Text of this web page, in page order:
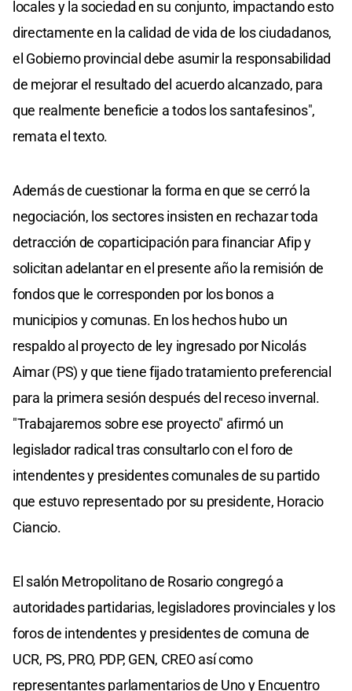
locales y la sociedad en su conjunto, impactando esto
directamente en la calidad de vida de los ciudadanos,
el Gobierno provincial debe asumir la responsabilidad
de mejorar el resultado del acuerdo alcanzado, para
que realmente beneficie a todos los santafesinos",
remata el texto.
Además de cuestionar la forma en que se cerró la
negociación, los sectores insisten en rechazar toda
detracción de coparticipación para financiar Afip y
solicitan adelantar en el presente año la remisión de
fondos que le corresponden por los bonos a
municipios y comunas. En los hechos hubo un
respaldo al proyecto de ley ingresado por Nicolás
Aimar (PS) y que tiene fijado tratamiento preferencial
para la primera sesión después del receso invernal.
"Trabajaremos sobre ese proyecto" afirmó un
legislador radical tras consultarlo con el foro de
intendentes y presidentes comunales de su partido
que estuvo representado por su presidente, Horacio
Ciancio.
El salón Metropolitano de Rosario congregó a
autoridades partidarias, legisladores provinciales y los
foros de intendentes y presidentes de comuna de
UCR, PS, PRO, PDP, GEN, CREO así como
representantes parlamentarios de Uno y Encuentro